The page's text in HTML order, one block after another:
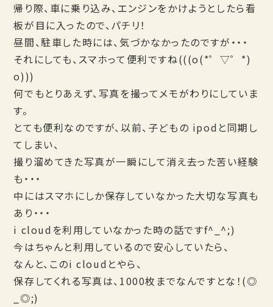
帰り際、車に乗り込み、エンジンをかけようとしたら看
板が目に入ったので、パチリ！
昼間、駐車した時には、気づかなかったのですが・・・
それにしても、スマホって便利ですね(((o(*゜▽゜*)
o)))
何でもとりあえず、写真を撮ってメモがわりにしていま
す。
とても便利なのですが、以前、子どもの ipodと同期し
てしまい、
撮り溜めてきた写真が一瞬にして消え去った苦い経験
も・・・
中にはスマホにしか保存していなかった大切な写真も
あり・・・
i cloudを利用していなかった時の話ですf^_^;)
今はちゃんと利用しているので安心していたら、
なんと、このi cloudとやら、
保存してくれる写真は、1000枚までなんですとな！(◎
_◎;)